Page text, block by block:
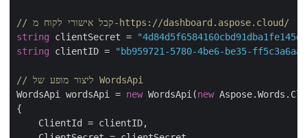
// קבל אישורי לקוח מ-https://dashboard.aspose.cloud/
string clientSecret =
string clientID = "bb959721-5780-4be6-be35-
// ליצור מופע של WordsApi
WordsApi wordsApi = new WordsApi(new
{
    ClientId = clientID,